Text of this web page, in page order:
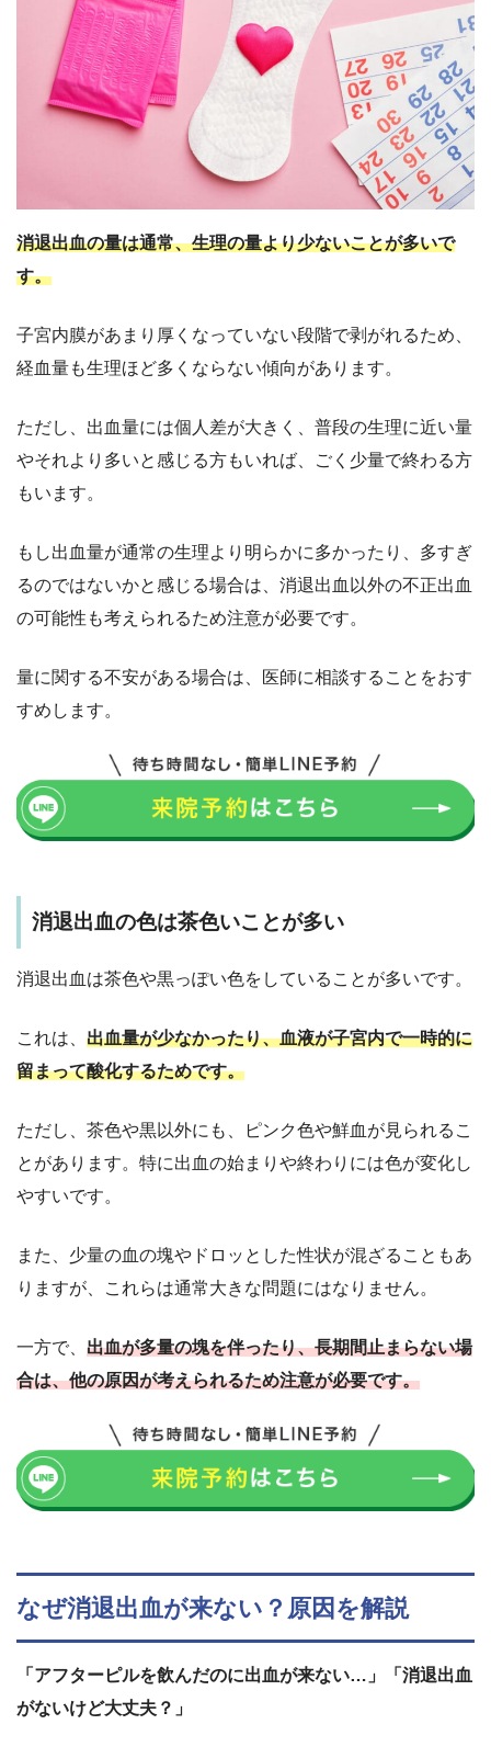
消退出血の量は通常、生理の量より少ないことが多いで
す。
子宮内膜があまり厚くなっていない段階で剥がれるため、
経血量も生理ほど多くならない傾向があります。
ただし、出血量には個人差が大きく、普段の生理に近い量
やそれより多いと感じる方もいれば、ごく少量で終わる方
もいます。
もし出血量が通常の生理より明らかに多かったり、多すぎ
るのではないかと感じる場合は、消退出血以外の不正出血
の可能性も考えられるため注意が必要です。
量に関する不安がある場合は、医師に相談することをおす
すめします。
消退出血の色は茶色いことが多い
消退出血は茶色や黒っぽい色をしていることが多いです。
これは、 出血量が少なかったり、血液が子宮内で一時的に
留まって酸化するためです。
ただし、茶色や黒以外にも、ピンク色や鮮血が見られるこ
とがあります。特に出血の始まりや終わりには色が変化し
やすいです。
また、少量の血の塊やドロッとした性状が混ざることもあ
りますが、これらは通常大きな問題にはなりません。
一方で、 出血が多量の塊を伴ったり、長期間止まらない場
合は、他の原因が考えられるため注意が必要です。
なぜ消退出血が来ない？原因を解説
「アフターピルを飲んだのに出血が来ない…」「消退出血
がないけど大丈夫？」